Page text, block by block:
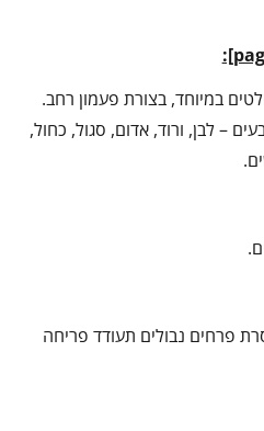
]:
במיוחד, בצורת פעמון רחב.
– לבן, ורוד, אדום, סגול, כחול,
פרחים נבולים תעודד פריחה